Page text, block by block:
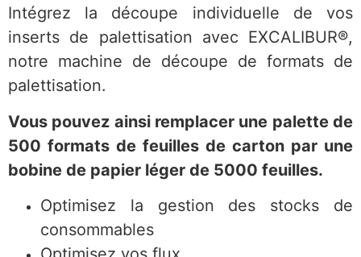
Intégrez la découpe individuelle de vos
inserts de palettisation avec EXCALIBUR®,
notre machine de découpe de formats de
palettisation.
Vous pouvez ainsi remplacer une palette de
500 formats de feuilles de carton par une
bobine de papier léger de 5000 feuilles.
Optimisez la gestion des stocks de
consommables